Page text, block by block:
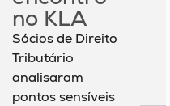
no KLA
Sócios de Direito
Tributário
analisaram
pontos sensíveis